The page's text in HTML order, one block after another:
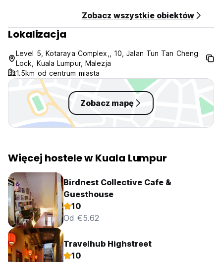
Zobacz wszystkie obiektów
Lokalizacja
Level 5, Kotaraya Complex,, 10, Jalan Tun Tan Cheng
Lock, Kuala Lumpur, Malezja
1.5km od centrum miasta
Zobacz mapę
Więcej hostele w Kuala Lumpur
Birdnest Collective Cafe &
Guesthouse
10
Od €5.62
Travelhub Highstreet
10